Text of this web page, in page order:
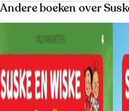
Andere boeken over